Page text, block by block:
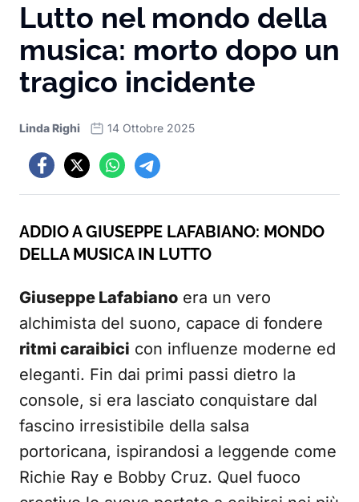
Lutto nel mondo della
musica: morto dopo un
tragico incidente
Linda Righi 14 Ottobre 2025
ADDIO A GIUSEPPE LAFABIANO: MONDO
DELLA MUSICA IN LUTTO
Giuseppe Lafabiano era un vero
alchimista del suono, capace di fondere
ritmi caraibici con influenze moderne ed
eleganti. Fin dai primi passi dietro la
console, si era lasciato conquistare dal
fascino irresistibile della salsa
portoricana, ispirandosi a leggende come
Richie Ray e Bobby Cruz. Quel fuoco